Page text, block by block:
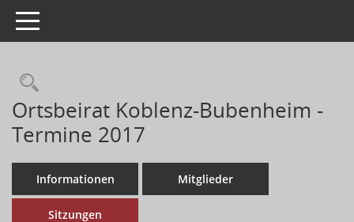
Toggle navigation
Ortsbeirat Koblenz-Bubenheim -
Termine 2017
Informationen Mitglieder
Sitzungen